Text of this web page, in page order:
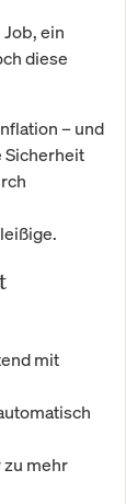
ein
diese
– und
Sicherheit
mit
mehr